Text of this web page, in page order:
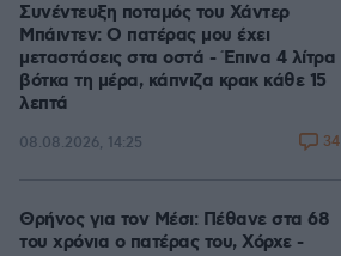
Συνέντευξη ποταμός του Χάντερ
Μπάιντεν: Ο πατέρας μου έχει
μεταστάσεις στα οστά - Έπινα 4 λίτρα
βότκα τη μέρα, κάπνιζα κρακ κάθε 15
λεπτά
08.08.2026, 14:25 34
Θρήνος για τον Μέσι: Πέθανε στα 68
του χρόνια ο πατέρας του, Χόρχε -